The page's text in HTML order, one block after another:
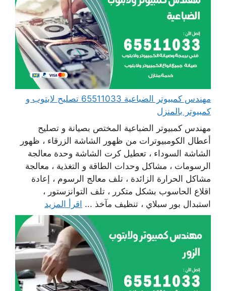
مهندس كمبيوتر الضباعية 65511033 تصليح لابتوب و
كمبيوتر بالمنزل
مهندس كمبيوتر الضباعية المختص بصيانة و تصليح
أعطال الكومبيوترات من ظهور الشاشة الزرقاء ، ظهور
الشاشة السوداء ، تعطيل كرت الشاشة وحدة معالجة
الرسومات ، مشاكل وحدات الطاقة و التغذية ، معالجة
مشاكل الحرارة الزائدة ، تلف معالج الرسوم ، إعادة
اقلاع الحاسوب بشكل متكرر ، تلف التوانزستور ،
استبدال بور سبلاي ، تنظيف مآخذ ... اقرأ المزيد